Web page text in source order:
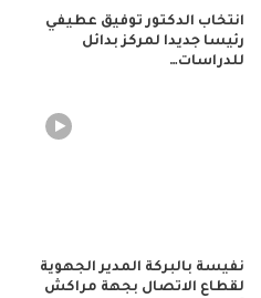
انتخاب الدكتور توفيق عطيفي
رئيسا جديدا لمركز بدائل
للدراسات…
نفيسة بالبركة المدير الجهوية
لقطاع الاتصال بجهة مراكش